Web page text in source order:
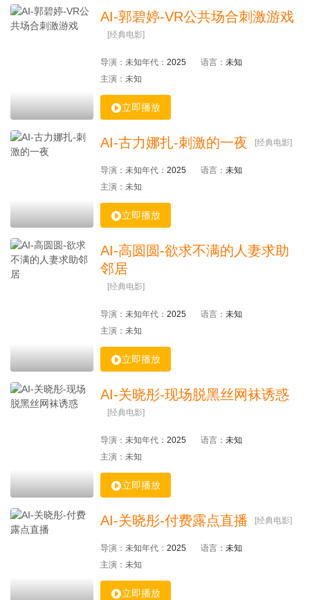
AI-郭碧婷-VR公共场合刺激游戏
[经典电影]
导演： 未知年代： 2025 语言： 未知
主演： 未知
立即播放
AI-古力娜扎-刺激的一夜 [经典电影]
导演： 未知年代： 2025 语言： 未知
主演： 未知
立即播放
AI-高圆圆-欲求不满的人妻求助
邻居
[经典电影]
导演： 未知年代： 2025 语言： 未知
主演： 未知
立即播放
AI-关晓彤-现场脱黑丝网袜诱惑
[经典电影]
导演： 未知年代： 2025 语言： 未知
主演： 未知
立即播放
AI-关晓彤-付费露点直播 [经典电影]
导演： 未知年代： 2025 语言： 未知
主演： 未知
立即播放